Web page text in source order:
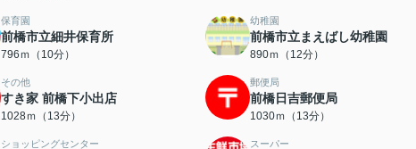
保育園
前橋市立細井保育所
796ｍ（10分）
幼稚園
前橋市立まえばし幼稚園
890ｍ（12分）
その他
すき家 前橋下小出店
1028ｍ（13分）
郵便局
前橋日吉郵便局
1030ｍ（13分）
ショッピングセンター スーパー